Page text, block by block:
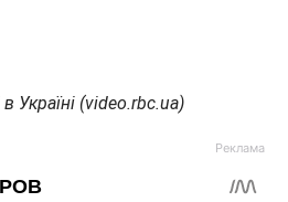
Україні (video.rbc.ua)